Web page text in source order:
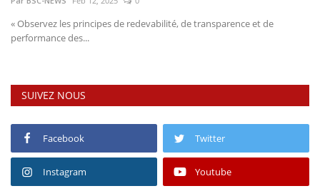
« Observez les principes de redevabilité, de transparence et de
performance des...
SUIVEZ NOUS
Facebook Twitter
Instagram Youtube